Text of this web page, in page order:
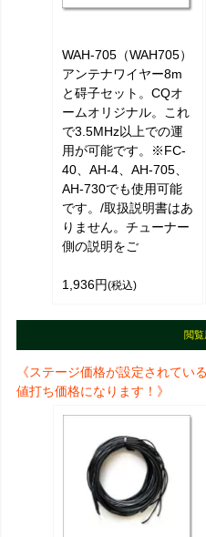
WAH-705（WAH705）
アンテナワイヤー8m
と碍子セット。CQオ
ームオリジナル。これ
で3.5MHz以上での運
用が可能です。※FC-
40、AH-4、AH-705、
AH-730でも使用可能
です。/取扱説明書はあ
りません。チューナー
側の説明をご
1,936円(税込)
閲覧
《ステージ価格が設定されてい
値打ち価格になります！》